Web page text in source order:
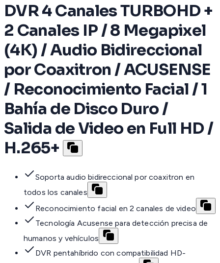
DVR 4 Canales TURBOHD +
2 Canales IP / 8 Megapixel
(4K) / Audio Bidireccional
por Coaxitron / ACUSENSE
/ Reconocimiento Facial / 1
Bahía de Disco Duro /
Salida de Video en Full HD /
H.265+
Soporta audio bidireccional por coaxitron en
todos los canales
Reconocimiento facial en 2 canales de video
Tecnología Acusense para detección precisa de
humanos y vehículos
DVR pentahíbrido con compatibilidad HD-